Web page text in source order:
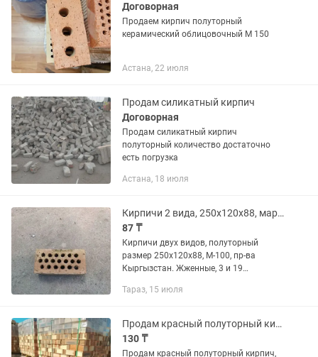
Договорная
Продаем кирпич полуторный
керамический облицовочный М 150
Астана, 22 июля
Продам силикатный кирпич
Договорная
Продам силикатный кирпич
полуторный количество достаточно
есть погрузка
Астана, 18 июля
Кирпичи 2 вида, 250х120х88, марки М-100, пр-во Кыргызстан
87 ₸
Кирпичи двух видов, полуторный
размер 250х120х88, М-100, пр-ва
Кыргызстан. Жженные, 3 и 19
есть. Наша компания рада предложить
Тараз, 15 июля
Продам красный полуторный кирпич
130 ₸
Продам красный полуторный кирпич,